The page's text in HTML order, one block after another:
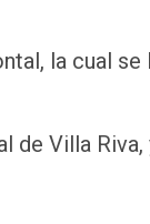
la cual
Villa